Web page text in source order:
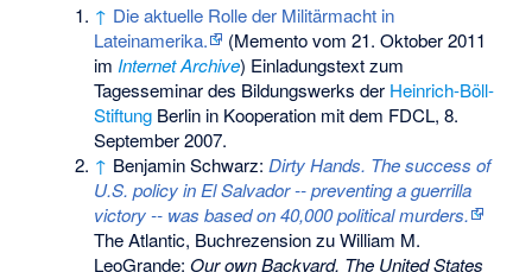
↑ Die aktuelle Rolle der Militärmacht in
Lateinamerika.
(Mementovom 21. Oktober 2011
im Internet Archive) Einladungstext zum
Tagesseminar des Bildungswerks der Heinrich-Böll-
Stiftung Berlin in Kooperation mit dem FDCL, 8.
September 2007.
↑ Benjamin Schwarz: Dirty Hands. The success of
U.S. policy in El Salvador -- preventing a guerrilla
victory -- was based on 40,000 political murders.
The Atlantic, Buchrezension zu William M.
LeoGrande:Our own Backyard. The United States